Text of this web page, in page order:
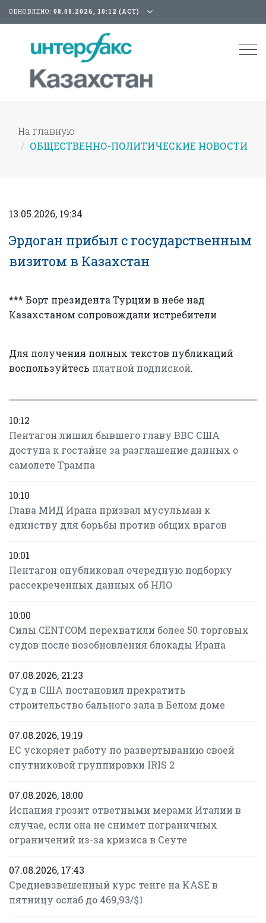
ОБНОВЛЕНО: 08.08.2026, 10:12 (АСТ)
На главную
ОБЩЕСТВЕННО-ПОЛИТИЧЕСКИЕ НОВОСТИ
13.05.2026, 19:34
Эрдоган прибыл с государственным
визитом в Казахстан
*** Борт президента Турции в небе над
Казахстаном сопровождали истребители
Для получения полных текстов публикаций
воспользуйтесь платной подпиской.
10:12
Пентагон лишил бывшего главу ВВС США
доступа к гостайне за разглашение данных о
самолете Трампа
10:10
Глава МИД Ирана призвал мусульман к
единству для борьбы против общих врагов
10:01
Пентагон опубликовал очередную подборку
рассекреченных данных об НЛО
10:00
Силы CENTCOM перехватили более 50 торговых
судов после возобновления блокады Ирана
07.08.2026, 21:23
Суд в США постановил прекратить
строительство бального зала в Белом доме
07.08.2026, 19:19
ЕС ускоряет работу по развертыванию своей
спутниковой группировки IRIS 2
07.08.2026, 18:00
Испания грозит ответными мерами Италии в
случае, если она не снимет пограничных
ограничений из-за кризиса в Сеуте
07.08.2026, 17:43
Средневзвешенный курс тенге на KASE в
пятницу ослаб до 469,93/$1